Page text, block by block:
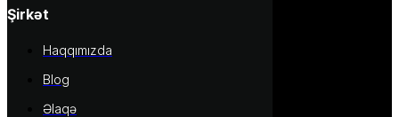
Şirkət
Haqqımızda
Blog
Əlaqə